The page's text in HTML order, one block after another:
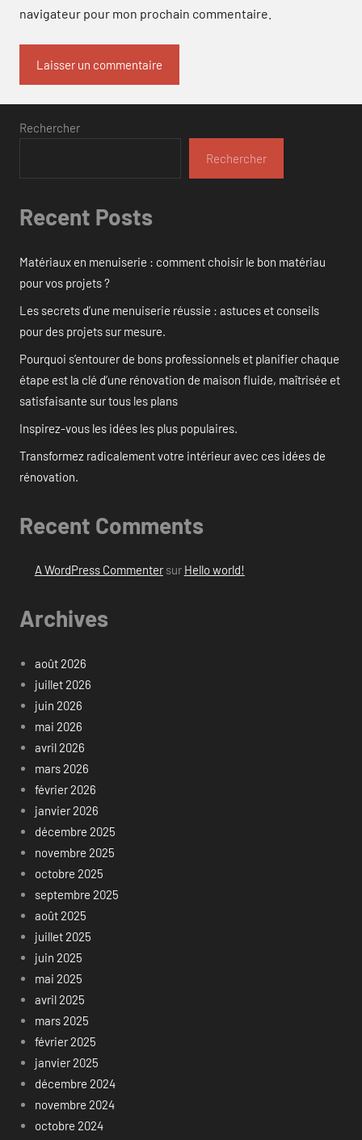
navigateur pour mon prochain commentaire.
Rechercher
Rechercher
Recent Posts
Matériaux en menuiserie : comment choisir le bon matériau
pour vos projets ?
Les secrets d’une menuiserie réussie : astuces et conseils
pour des projets sur mesure.
Pourquoi s’entourer de bons professionnels et planifier chaque
étape est la clé d’une rénovation de maison fluide, maîtrisée et
satisfaisante sur tous les plans
Inspirez-vous les idées les plus populaires.
Transformez radicalement votre intérieur avec ces idées de
rénovation.
Recent Comments
A WordPress Commentersur Hello world!
Archives
août 2026
juillet 2026
juin 2026
mai 2026
avril 2026
mars 2026
février 2026
janvier 2026
décembre 2025
novembre 2025
octobre 2025
septembre 2025
août 2025
juillet 2025
juin 2025
mai 2025
avril 2025
mars 2025
février 2025
janvier 2025
décembre 2024
novembre 2024
octobre 2024